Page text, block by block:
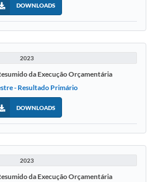
DOWNLOADS
2023
da Execução Orçamentária
- Resultado Primário
DOWNLOADS
2023
da Execução Orçamentária